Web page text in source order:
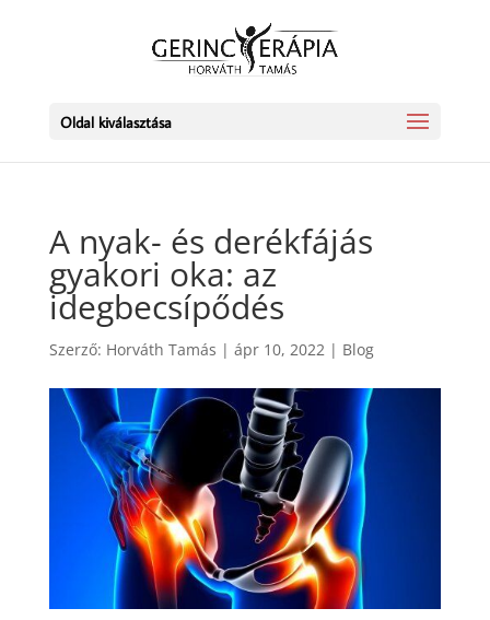
Oldal kiválasztása
A nyak- és derékfájás
gyakori oka: az
idegbecsípődés
Szerző: Horváth Tamás | ápr 10, 2022| Blog